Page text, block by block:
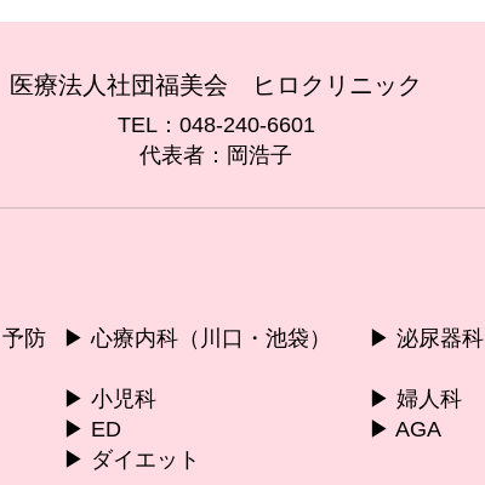
医療法人社団福美会 ヒロクリニック
TEL：048-240-6601
代表者：岡浩子
防
▶︎ 心療内科（川口・池袋） ▶︎ 泌尿器科
▶︎ 小児科 ▶︎ 婦人科
▶︎ ED ▶︎ AGA
▶︎ ダイエット